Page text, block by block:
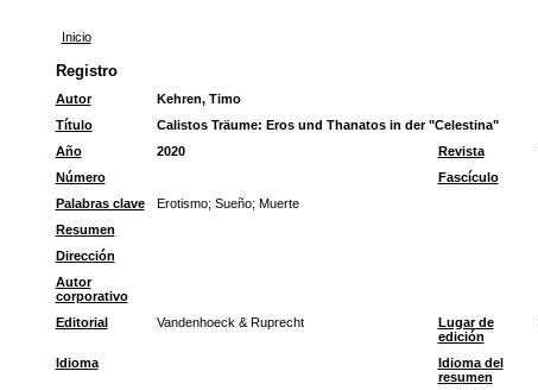
Inicio
Registro
Autor
Kehren, Timo
Título
Calistos Träume: Eros und Thanatos in der "Celestina"
Año
2020 Revista
Número
Fascículo
Palabras clave
Erotismo; Sueño; Muerte
Resumen
Dirección
Autor
corporativo
Editorial Vandenhoeck & Ruprecht
Lugar de
edición
Idioma
Idioma del
resumen